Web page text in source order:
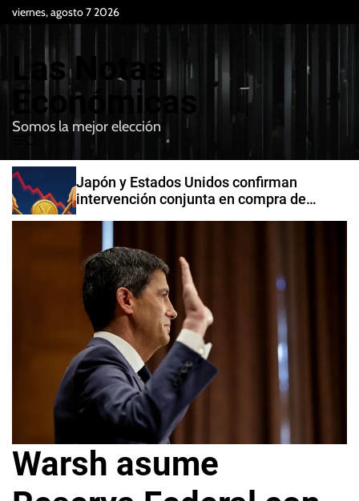
viernes, agosto 7 2026
Las Notas
Económicas
Somos la mejor elección
e
n
u
B
u
c
a
Japón y Estados Unidos confirman
intervención conjunta en compra de
Warsh asume